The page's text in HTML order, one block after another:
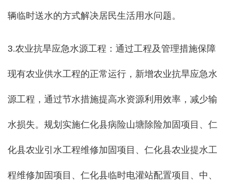
辆临时送水的方式解决居民生活用水问题。
3.农业抗旱应急水源工程：通过工程及管理措施保障
现有农业供水工程的正常运行，新增农业抗旱应急水
源工程，通过节水措施提高水资源利用效率，减少输
水损失。规划实施仁化县病险山塘除险加固项目、仁
化县农业引水工程维修加固项目、仁化县农业提水工
程维修加固项目、仁化县临时电灌站配置项目、中、